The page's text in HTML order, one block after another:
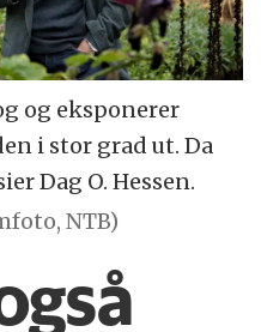
og eksponerer
i stor grad ut. Da
Dag O. Hessen.
NTB)